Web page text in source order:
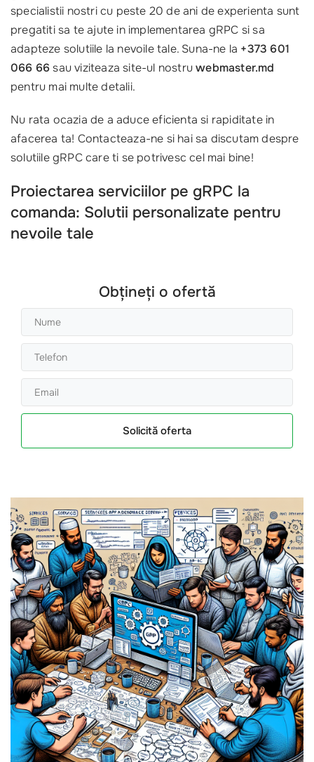
specialistii nostri cu peste 20 de ani de experienta sunt
pregatiti sa te ajute in implementarea gRPC si sa
adapteze solutiile la nevoile tale. Suna-ne la +373 601
066 66sau viziteaza site-ul nostruwebmaster.md
pentru mai multe detalii.
Nu rata ocazia de a aduce eficienta si rapiditate in
afacerea ta! Contacteaza-ne si hai sa discutam despre
solutiile gRPC care ti se potrivesc cel mai bine!
Proiectarea serviciilor pe gRPC la
comanda: Solutii personalizate pentru
nevoile tale
Obțineți o ofertă
Solicită oferta